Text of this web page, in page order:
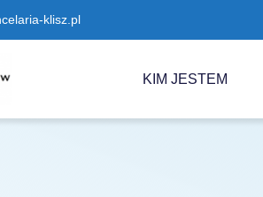
klisz.pl
KIM JESTEM